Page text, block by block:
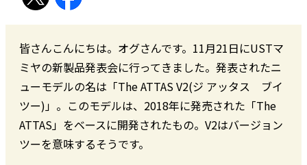
皆さんこんにちは。オグさんです。11月21日にUSTマ
ミヤの新製品発表会に行ってきました。発表されたニ
ューモデルの名は「The ATTAS V2(ジ アッタス ブイ
ツー)」。このモデルは、2018年に発売された「The
ATTAS」をベースに開発されたもの。V2はバージョン
ツーを意味するそうです。